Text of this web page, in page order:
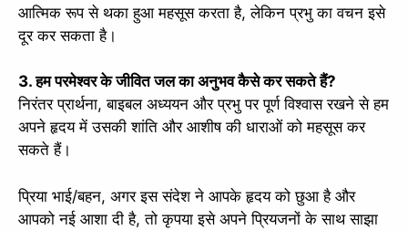
आत्मिक रूप से थका हुआ महसूस करता है, लेकिन प्रभु का वचन इसे
दूर कर सकता है।
3. हम परमेश्वर के जीवित जल का अनुभव कैसे कर सकते हैं?
निरंतर प्रार्थना, बाइबल अध्ययन और प्रभु पर पूर्ण विश्वास रखने से हम
अपने हृदय में उसकी शांति और आशीष की धाराओं को महसूस कर
सकते हैं।
प्रिया भाई/बहन, अगर इस संदेश ने आपके हृदय को छुआ है और
आपको नई आशा दी है, तो कृपया इसे अपने प्रियजनों के साथ साझा